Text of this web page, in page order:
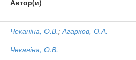
Автор(и)
Чеканіна, О.В.;Агарков, О.А.
Чеканіна, О.В.